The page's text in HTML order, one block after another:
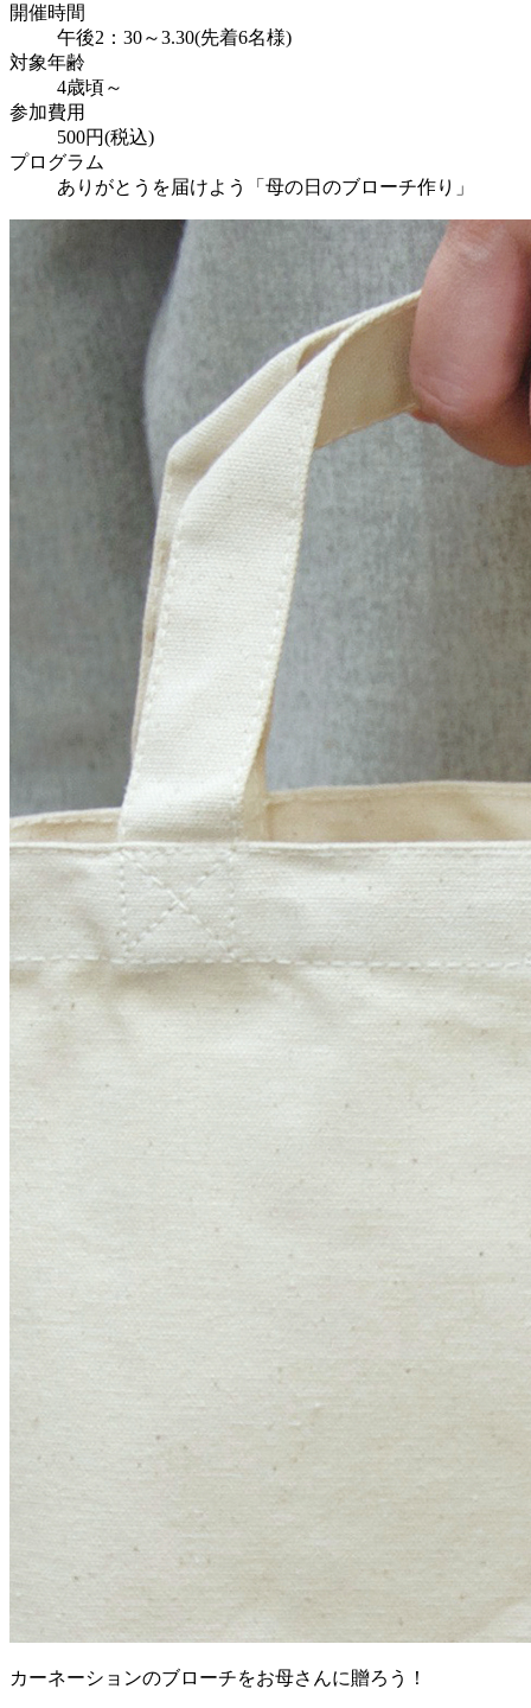
開催時間
午後2：30～3.30(先着6名様)
対象年齢
4歳頃～
参加費用
500円(税込)
プログラム
ありがとうを届けよう「母の日のブローチ作り」
カーネーションのブローチをお母さんに贈ろう！